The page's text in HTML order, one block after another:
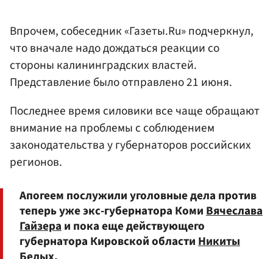
Впрочем, собеседник «Газеты.Ru» подчеркнул,
что вначале надо дождаться реакции со
стороны калининградских властей.
Представление было отправлено 21 июня.
Последнее время силовики все чаще обращают
внимание на проблемы с соблюдением
законодательства у губернаторов российских
регионов.
Апогеем послужили уголовные дела против
теперь уже экс-губернатора КомиВячеслава
Гайзераи пока еще действующего
губернатора Кировской областиНикиты